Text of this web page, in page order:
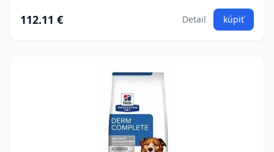
112.11 € Detail kúpiť